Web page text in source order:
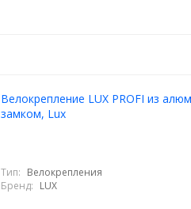
Велокрепление LUX PROFI из
замком, Lux
Тип: Велокрепления
Бренд: LUX